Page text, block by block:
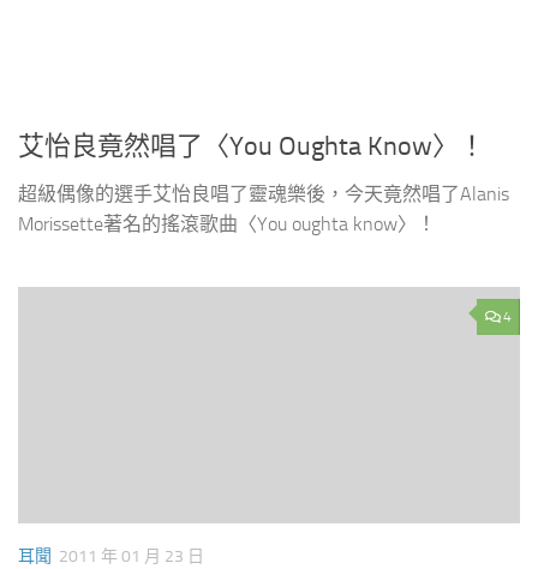
艾怡良竟然唱了〈You Oughta Know〉！
超級偶像的選手艾怡良唱了靈魂樂後，今天竟然唱了Alanis
Morissette著名的搖滾歌曲〈You oughta know〉！
4
耳聞 2011 年 01 月 23 日